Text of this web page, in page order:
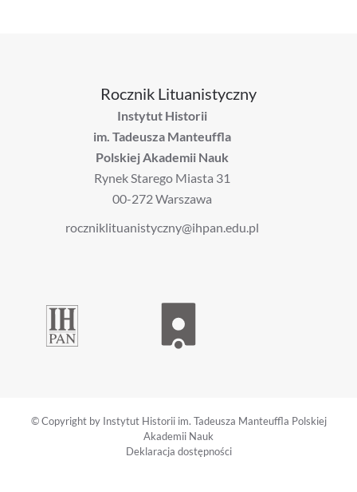
Rocznik Lituanistyczny
Instytut Historii
im. Tadeusza Manteuffla
Polskiej Akademii Nauk
Rynek Starego Miasta 31
00-272 Warszawa
roczniklituanistyczny@ihpan.edu.pl
© Copyright by Instytut Historii im. Tadeusza Manteuffla Polskiej
Akademii Nauk
Deklaracja dostępności